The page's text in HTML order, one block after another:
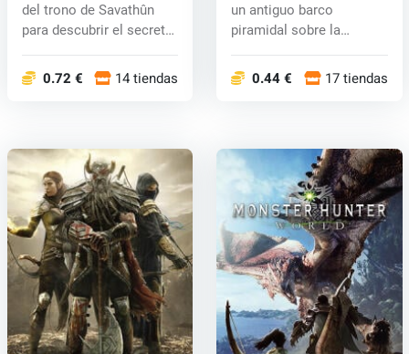
del trono de Savathûn
para descubrir el secreto
0.72 € 14 tiendas
un antiguo barco
piramidal sobre la
0.44 € 17 tiendas